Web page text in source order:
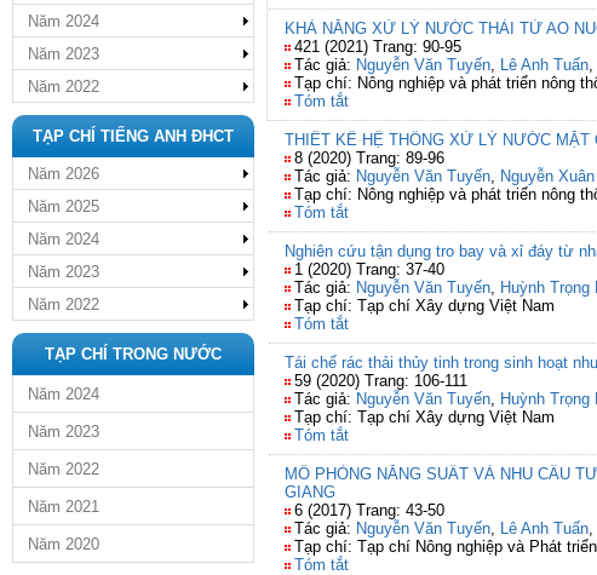
Năm 2024
Năm 2023
Năm 2022
TẠP CHÍ TIẾNG ANH ĐHCT
Năm 2026
Năm 2025
Năm 2024
Năm 2023
Năm 2022
TẠP CHÍ TRONG NƯỚC
Năm 2024
Năm 2023
Năm 2022
Năm 2021
Năm 2020
KHẢ NĂNG XỬ LÝ NƯỚC THẢI TỪ AO
421 (2021) Trang: 90-95
Tác giả: Nguyễn Văn Tuyến, Lê Anh Tuấn,
Tạp chí: Nông nghiệp và phát triển nông
Tóm tắt
THIẾT KẾ HỆ THỐNG XỬ LÝ NƯỚC
8 (2020) Trang: 89-96
Tác giả: Nguyễn Văn Tuyến, Nguyễn
Tạp chí: Nông nghiệp và phát triển nông
Tóm tắt
Nghiên cứu tận dụng tro bay và xỉ đáy từ
1 (2020) Trang: 37-40
Tác giả: Nguyễn Văn Tuyến, Huỳnh
Tạp chí: Tạp chí Xây dựng Việt Nam
Tóm tắt
Tái chế rác thải thủy tinh trong sinh hoạt
59 (2020) Trang: 106-111
Tác giả: Nguyễn Văn Tuyến, Huỳnh
Tạp chí: Tạp chí Xây dựng Việt Nam
Tóm tắt
MÔ PHỎNG NĂNG SUẤT VÀ NHU CẦU
GIANG
6 (2017) Trang: 43-50
Tác giả: Nguyễn Văn Tuyến, Lê Anh Tuấn,
Tạp chí: Tạp chí Nông nghiệp và Phát
Tóm tắt